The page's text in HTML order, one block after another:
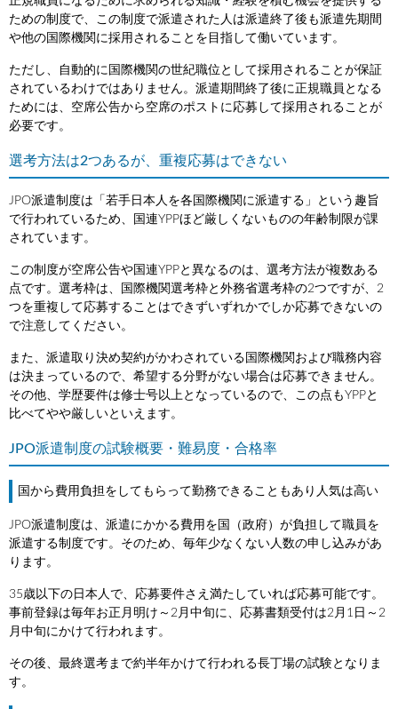
ための制度で、この制度で派遣された人は派遣終了後も派遣先期間
や他の国際機関に採用されることを目指して働いています。
ただし、自動的に国際機関の世紀職位として採用されることが保証
されているわけではありません。派遣期間終了後に正規職員となる
ためには、空席公告から空席のポストに応募して採用されることが
必要です。
選考方法は2つあるが、重複応募はできない
JPO派遣制度は「若手日本人を各国際機関に派遣する」という趣旨
で行われているため、国連YPPほど厳しくないものの年齢制限が課
されています。
この制度が空席公告や国連YPPと異なるのは、選考方法が複数ある
点です。選考枠は、国際機関選考枠と外務省選考枠の2つですが、2
つを重複して応募することはできずいずれかでしか応募できないの
で注意してください。
また、派遣取り決め契約がかわされている国際機関および職務内容
は決まっているので、希望する分野がない場合は応募できません。
その他、学歴要件は修士号以上となっているので、この点もYPPと
比べてやや厳しいといえます。
JPO派遣制度の試験概要・難易度・合格率
国から費用負担をしてもらって勤務できることもあり人気は高い
JPO派遣制度は、派遣にかかる費用を国（政府）が負担して職員を
派遣する制度です。そのため、毎年少なくない人数の申し込みがあ
ります。
35歳以下の日本人で、応募要件さえ満たしていれば応募可能です。
事前登録は毎年お正月明け～2月中旬に、応募書類受付は2月1日～2
月中旬にかけて行われます。
その後、最終選考まで約半年かけて行われる長丁場の試験となりま
す。